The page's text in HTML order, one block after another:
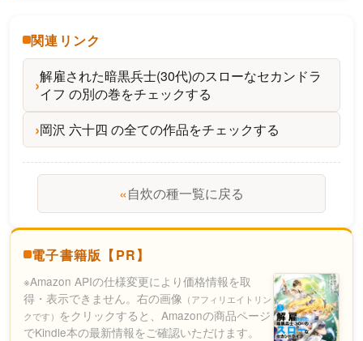
関連リンク
解雇された暗黒兵士(30代)のスローなセカンドラ
イフ の別の巻をチェックする
岡沢 六十四 の全ての作品をチェックする
«自炊の種一覧に戻る
電子書籍版【PR】
※Amazon APIの仕様変更により価格情報を取
得・表示できません。右の画像 （アフィリエイトリン
クです） をクリックすると、Amazonの商品ページ
でKindle本の最新情報をご確認いただけます。